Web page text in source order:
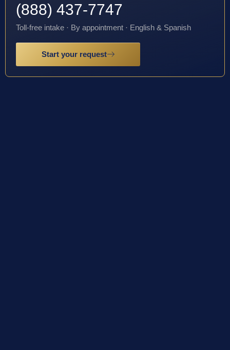
(888) 437-7747
Toll-free intake · By appointment · English & Spanish
Start your request